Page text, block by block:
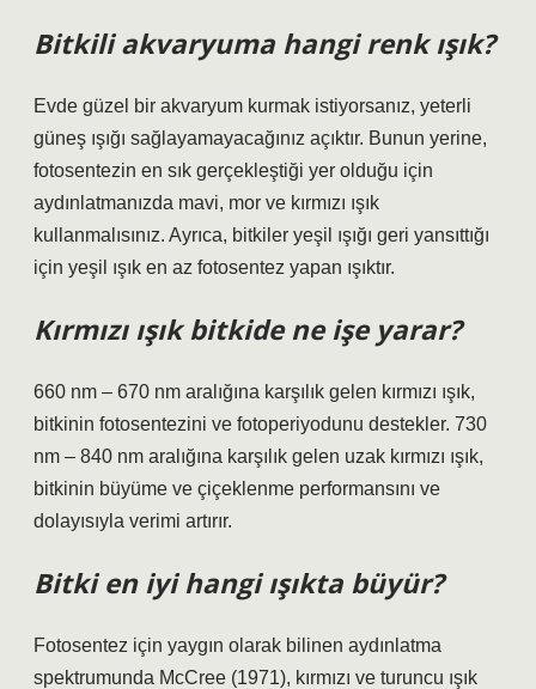
Bitkili akvaryuma hangi renk ışık?
Evde güzel bir akvaryum kurmak istiyorsanız, yeterli
güneş ışığı sağlayamayacağınız açıktır. Bunun yerine,
fotosentezin en sık gerçekleştiği yer olduğu için
aydınlatmanızda mavi, mor ve kırmızı ışık
kullanmalısınız. Ayrıca, bitkiler yeşil ışığı geri yansıttığı
için yeşil ışık en az fotosentez yapan ışıktır.
Kırmızı ışık bitkide ne işe yarar?
660 nm – 670 nm aralığına karşılık gelen kırmızı ışık,
bitkinin fotosentezini ve fotoperiyodunu destekler. 730
nm – 840 nm aralığına karşılık gelen uzak kırmızı ışık,
bitkinin büyüme ve çiçeklenme performansını ve
dolayısıyla verimi artırır.
Bitki en iyi hangi ışıkta büyür?
Fotosentez için yaygın olarak bilinen aydınlatma
spektrumunda McCree (1971), kırmızı ve turuncu ışık